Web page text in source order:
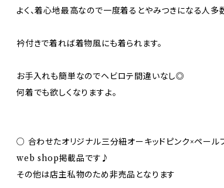
よく、着心地最高なので一度着るとやみつきになる人多
衿付きで着れば着物風にも着られます。
お手入れも簡単なのでヘビロテ間違いなし◎
何着でも欲しくなりますよ。
○ 合わせたオリジナル三分紐オーキッドピンク×ペール
web shop掲載品です♪
その他は店主私物のため非売品となります